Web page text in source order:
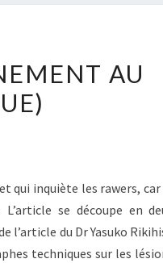
AU
qui inquiète les rawers,
se découpe en
l’article du Dr Yasuko
techniques sur les